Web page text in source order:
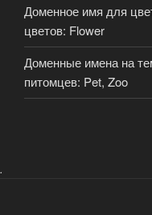
Доменное имя для
цветов: Flower
Доменные имена на
питомцев: Pet, Zoo
.